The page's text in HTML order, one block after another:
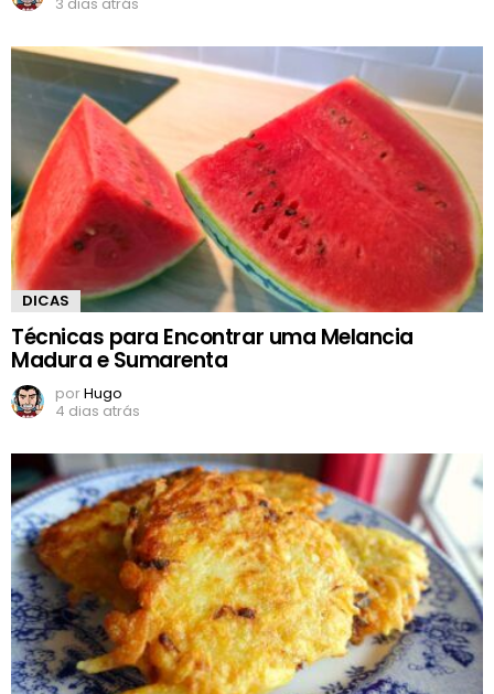
DICAS
Técnicas para Encontrar uma Melancia
Madura e Sumarenta
porHugo
4 dias atrás